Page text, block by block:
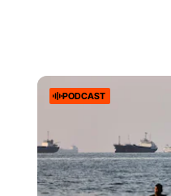
PODCAST